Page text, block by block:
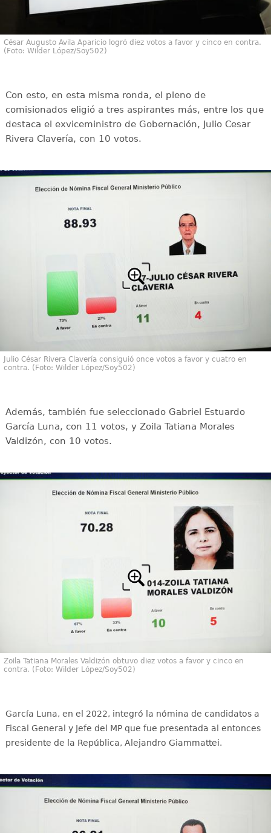
César Augusto Avila Aparicio logró diez votos a favor y cinco en contra.
(Foto: Wilder López/Soy502)
Con esto, en esta misma ronda, el pleno de
comisionados eligió a tres aspirantes más, entre los que
destaca el exviceministro de Gobernación, Julio Cesar
Rivera Clavería, con 10 votos.
Julio César Rivera Clavería consiguió once votos a favor y cuatro en
contra. (Foto: Wilder López/Soy502)
Además, también fue seleccionado Gabriel Estuardo
García Luna, con 11 votos, y Zoila Tatiana Morales
Valdizón, con 10 votos.
Zoila Tatiana Morales Valdizón obtuvo diez votos a favor y cinco en
contra. (Foto: Wilder López/Soy502)
García Luna, en el 2022, integró la nómina de candidatos a
Fiscal General y Jefe del MP que fue presentada al entonces
presidente de la República, Alejandro Giammattei.